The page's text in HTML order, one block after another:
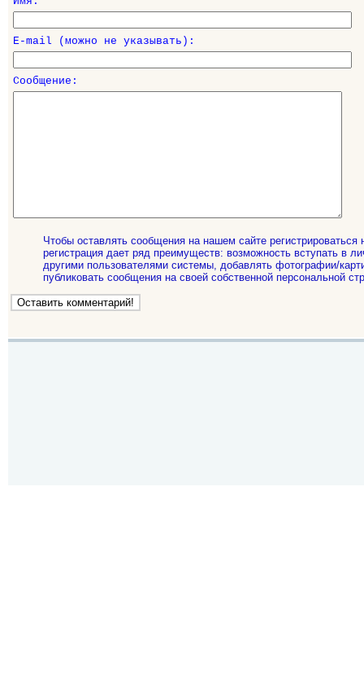
E-mail (можно не указывать):
Сообщение:
Чтобы оставлять сообщения на нашем сайте регистрироваться
регистрация дает ряд преимуществ: возможность вступать в
другими пользователями системы, добавлять фотографии/
публиковать сообщения на своей собственной персональной